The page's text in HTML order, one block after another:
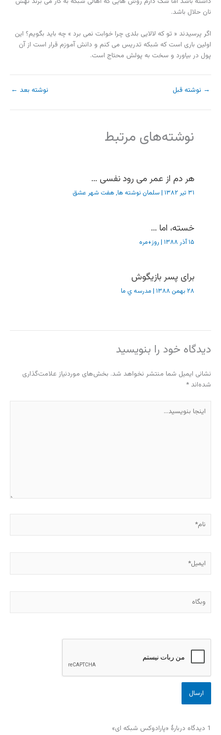
نان حلال باشد.
اگر پرسیدند « تو که لالایی بلدی چرا خوابت نمی برد » چه باید بگویم؟ این
اولین باری است که شبکه تدریس می کنم و دانش آموزم قرار است از آن
پول در بیاورد و سخت به پولش محتاج است.
→ نوشته قبل نوشته بعد ←
نوشته‌های مرتبط
هر دم از عمر می رود نفسی …
۳۱ تیر ۱۳۸۲ | سلمان نوشته ها, هفت شهر عشق
خسته، اما …
۱۵ آذر ۱۳۸۸ | روز+مره
برای پسر بازیگوش
۲۸ بهمن ۱۳۸۸ | مدرسه ي ما
دیدگاه‌ خود را بنویسید
نشانی ایمیل شما منتشر نخواهد شد. بخش‌های موردنیاز علامت‌گذاری
شده‌اند *
بنویسید…
وبگاه
1 دیدگاه دربارهٔ «پارادوکس شبکه ای»